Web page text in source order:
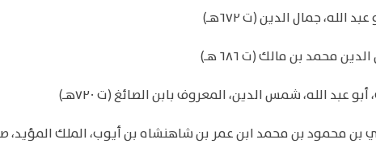
بن محمود بن محمد ابن عمر بن شاهنشاه بن أيوب، الملك